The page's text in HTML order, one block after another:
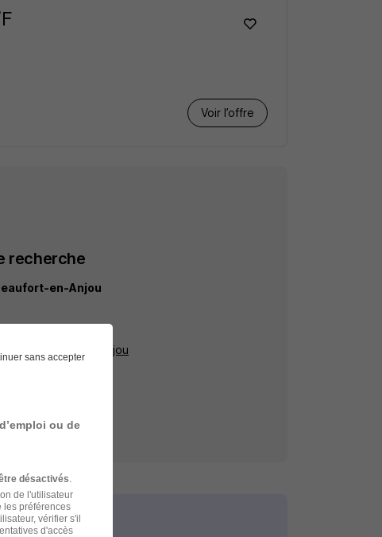
Voir l’offre
recherche
en-Anjou
à Beaufort-en-Anjou
sans accepter
ou de
désactivés.
de l'utilisateur
les préférences
vérifier s'il
d'accès